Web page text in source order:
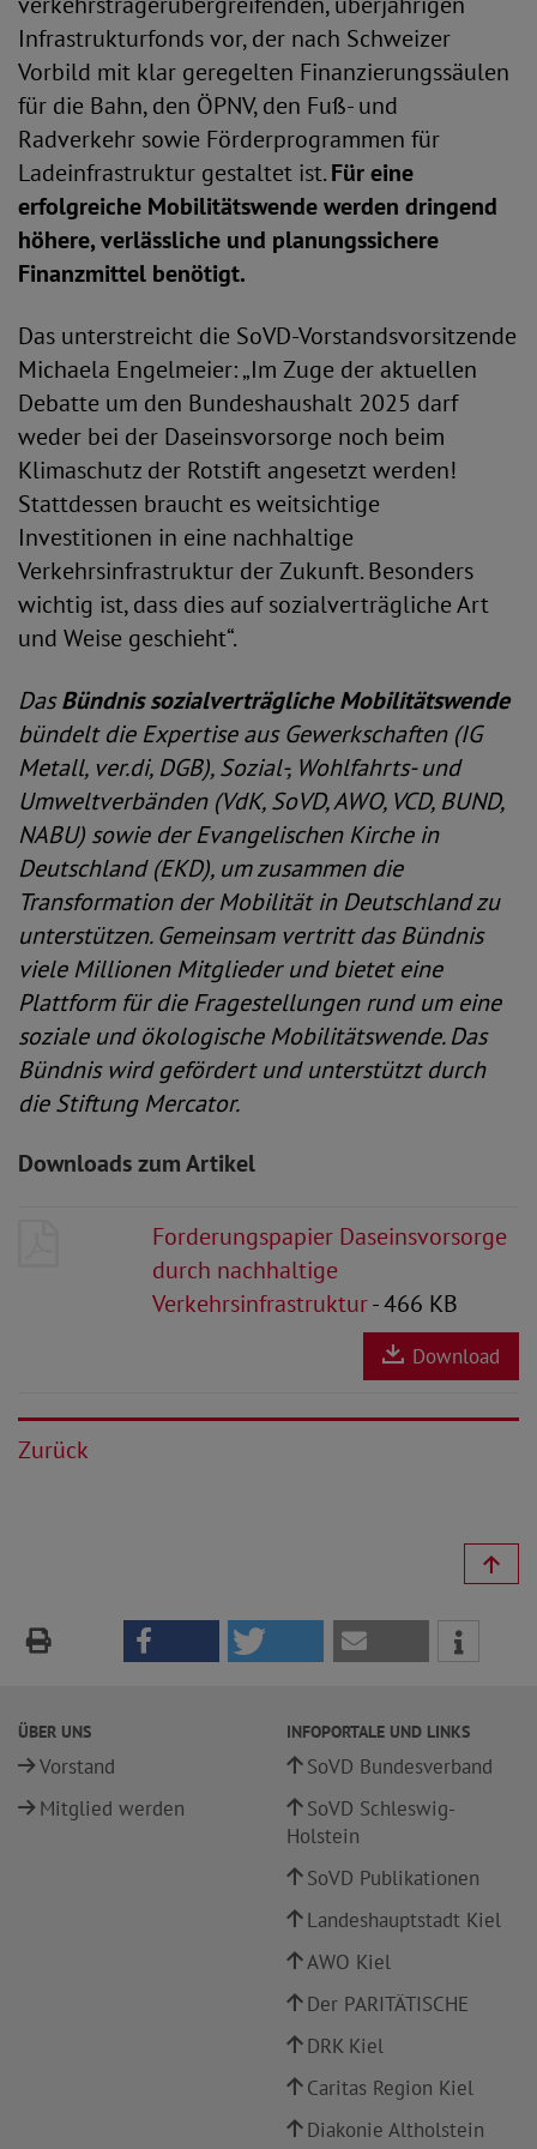
Infrastrukturfonds vor, der nach Schweizer
Vorbild mit klar geregelten Finanzierungssäulen
für die Bahn, den ÖPNV, den Fuß- und
Radverkehr sowie Förderprogrammen für
Ladeinfrastruktur gestaltet ist.Für eine
erfolgreiche Mobilitätswende werden dringend
höhere, verlässliche und planungssichere
Finanzmittel benötigt.
Das unterstreicht die SoVD-Vorstandsvorsitzende
Michaela Engelmeier: „Im Zuge der aktuellen
Debatte um den Bundeshaushalt 2025 darf
weder bei der Daseinsvorsorge noch beim
Klimaschutz der Rotstift angesetzt werden!
Stattdessen braucht es weitsichtige
Investitionen in eine nachhaltige
Verkehrsinfrastruktur der Zukunft. Besonders
wichtig ist, dass dies auf sozialverträgliche Art
und Weise geschieht“.
DasBündnis sozialverträgliche Mobilitätswende
bündelt die Expertise aus Gewerkschaften (IG
Metall, ver.di, DGB), Sozial-, Wohlfahrts- und
Umweltverbänden (VdK, SoVD, AWO, VCD, BUND,
NABU) sowie der Evangelischen Kirche in
Deutschland (EKD), um zusammen die
Transformation der Mobilität in Deutschland zu
unterstützen. Gemeinsam vertritt das Bündnis
viele Millionen Mitglieder und bietet eine
Plattform für die Fragestellungen rund um eine
soziale und ökologische Mobilitätswende. Das
Bündnis wird gefördert und unterstützt durch
die Stiftung Mercator.
Downloads zum Artikel
Forderungspapier Daseinsvorsorge
durch nachhaltige
Verkehrsinfrastruktur- 466 KB
Download
Zurück
ÜBER UNS
Vorstand
Mitglied werden
INFOPORTALE UND LINKS
SoVD Bundesverband
SoVD Schleswig-
Holstein
SoVD Publikationen
Landeshauptstadt Kiel
AWO Kiel
Der PARITÄTISCHE
DRK Kiel
Caritas Region Kiel
Diakonie Altholstein